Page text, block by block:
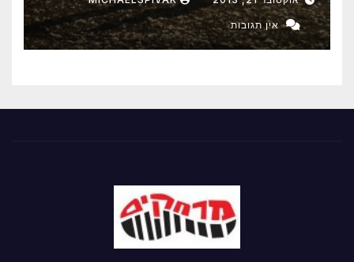
אין תגובות